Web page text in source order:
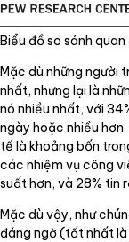
Biểu đồ so sánh
Mặc dù những người
nhất, nhưng lại là
nó nhiều nhất, với
ngày hoặc nhiều
tế là khoảng bốn
các nhiệm vụ công
suất hơn, và 28% tin
Mặc dù vậy, như
đáng ngờ (tốt nhất